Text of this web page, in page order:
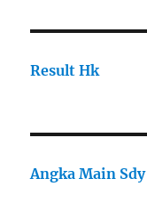
Result Hk
Angka Main Sdy